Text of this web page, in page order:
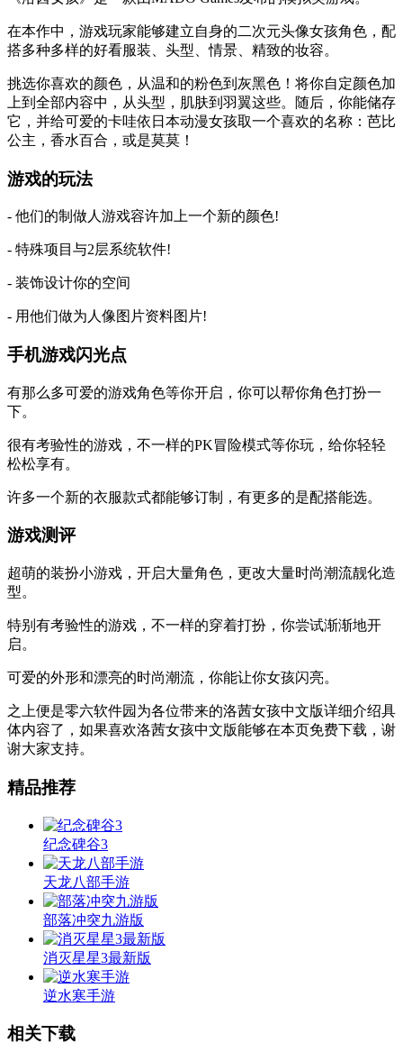
在本作中，游戏玩家能够建立自身的二次元头像女孩角色，配
搭多种多样的好看服装、头型、情景、精致的妆容。
挑选你喜欢的颜色，从温和的粉色到灰黑色！将你自定颜色加
上到全部内容中，从头型，肌肤到羽翼这些。随后，你能储存
它，并给可爱的卡哇依日本动漫女孩取一个喜欢的名称：芭比
公主，香水百合，或是莫莫！
游戏的玩法
- 他们的制做人游戏容许加上一个新的颜色!
- 特殊项目与2层系统软件!
- 装饰设计你的空间
- 用他们做为人像图片资料图片!
手机游戏闪光点
有那么多可爱的游戏角色等你开启，你可以帮你角色打扮一
下。
很有考验性的游戏，不一样的PK冒险模式等你玩，给你轻轻
松松享有。
许多一个新的衣服款式都能够订制，有更多的是配搭能选。
游戏测评
超萌的装扮小游戏，开启大量角色，更改大量时尚潮流靓化造
型。
特别有考验性的游戏，不一样的穿着打扮，你尝试渐渐地开
启。
可爱的外形和漂亮的时尚潮流，你能让你女孩闪亮。
之上便是零六软件园为各位带来的洛茜女孩中文版详细介绍具
体内容了，如果喜欢洛茜女孩中文版能够在本页免费下载，谢
谢大家支持。
精品推荐
纪念碑谷3
天龙八部手游
部落冲突九游版
消灭星星3最新版
逆水寒手游
相关下载